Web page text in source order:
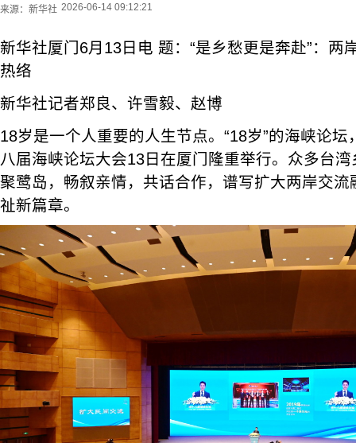
来源： 新华社 2026-06-14 09:12:21
新华社厦门6月13日电 题：“是乡愁更是奔赴”：两
热络
新华社记者郑良、许雪毅、赵博
18岁是一个人重要的人生节点。“18岁”的海峡论
八届海峡论坛大会13日在厦门隆重举行。众多台
聚鹭岛，畅叙亲情，共话合作，谱写扩大两岸交
祉新篇章。